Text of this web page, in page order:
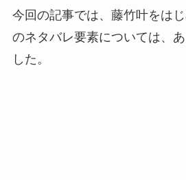
今回の記事では、藤竹叶をは
のネタバレ要素については、
した。